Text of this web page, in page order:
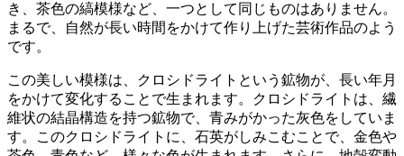
き、茶色の縞模様など、一つとして同じものはありません。
まるで、自然が長い時間をかけて作り上げた芸術作品のよう
です。
この美しい模様は、
クロシドライトという鉱物が、長い年月
をかけて変化することで生まれます。
クロシドライトは、繊
維状の結晶構造を持つ鉱物で、青みがかった灰色をしていま
す。このクロシドライトに、石英がしみこむことで、金色や